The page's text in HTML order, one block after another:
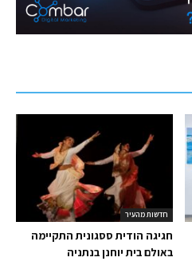
חדשות מהעיר
חגיגה הודית ססגונית התקיימה
באולם בית יוחנן בנתניה